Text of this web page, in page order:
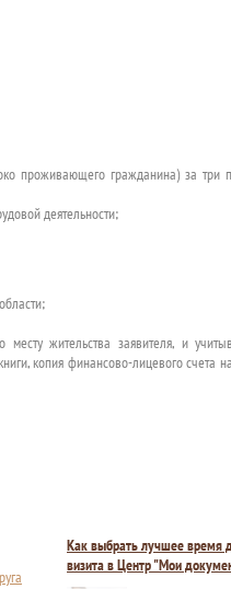
проживающего гражданина) за три
деятельности;
месту жительства заявителя, и
копия финансово-лицевого счета
Как выбрать лучшее время
визита в Центр "Мои